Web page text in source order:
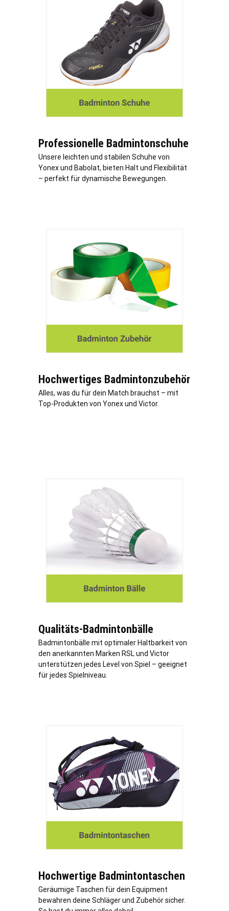
Professionelle Badmintonschuhe
Unsere leichten und stabilen Schuhe von
Yonex und Babolat, bieten Halt und Flexibilität
– perfekt für dynamische Bewegungen.
Hochwertiges Badmintonzubehör
Alles, was du für dein Match brauchst – mit
Top-Produkten von Yonex und Victor.
Qualitäts-Badmintonbälle
Badmintonbälle mit optimaler Haltbarkeit von
den anerkannten Marken RSL und Victor
unterstützen jedes Level von Spiel – geeignet
für jedes Spielniveau.
Hochwertige Badmintontaschen
Geräumige Taschen für dein Equipment
bewahren deine Schläger und Zubehör sicher.